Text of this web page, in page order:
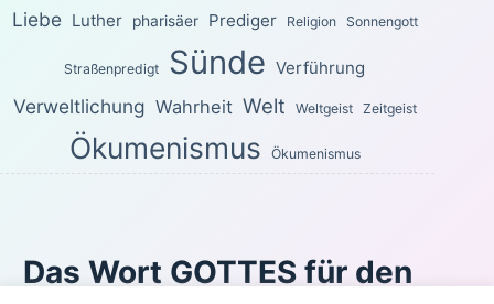
Liebe Luther pharisäer Prediger Religion Sonnengott
Straßenpredigt Sünde Verführung
Verweltlichung Wahrheit Welt Weltgeist Zeitgeist
Ökumenismus Ökumenismus
Das Wort GOTTES für den